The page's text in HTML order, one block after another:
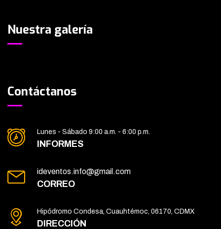
Nuestra galería
Contáctanos
Lunes - Sábado 9:00 a.m. - 6:00 p.m.
INFORMES
ideventos.info@gmail.com
CORREO
Hipódromo Condesa, Cuauhtémoc, 06170, CDMX
DIRECCIÓN